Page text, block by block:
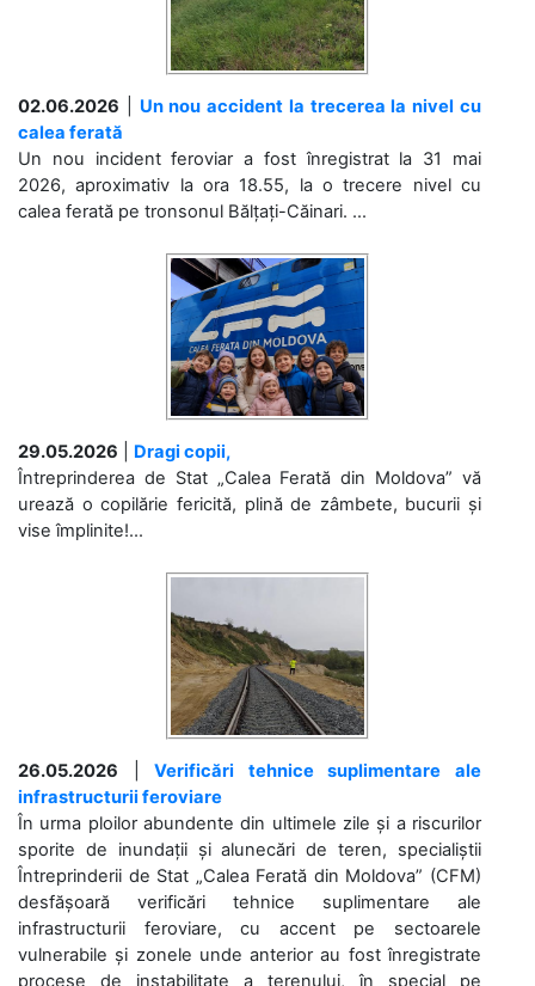
02.06.2026
Un nou accident la trecerea la nivel cu
calea ferată
Un nou incident feroviar a fost înregistrat la 31 mai
2026, aproximativ la ora 18.55, la o trecere nivel cu
calea ferată pe tronsonul Bălțați-Căinari. ...
29.05.2026
Dragi copii,
Întreprinderea de Stat „Calea Ferată din Moldova” vă
urează o copilărie fericită, plină de zâmbete, bucurii și
vise împlinite!...
26.05.2026 |Verificări tehnice suplimentare ale
infrastructurii feroviare
În urma ploilor abundente din ultimele zile și a riscurilor
sporite de inundații și alunecări de teren, specialiștii
Întreprinderii de Stat „Calea Ferată din Moldova” (CFM)
desfășoară verificări tehnice suplimentare ale
infrastructurii feroviare, cu accent pe sectoarele
vulnerabile și zonele unde anterior au fost înregistrate
procese de instabilitate a terenului, în special pe